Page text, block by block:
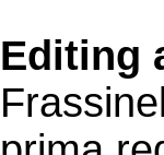
Editing